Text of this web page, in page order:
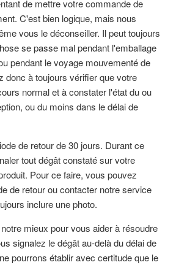
de mettre votre commande de
C'est bien logique, mais nous
vous le déconseiller. Il peut toujours
se passe mal pendant l'emballage
pendant le voyage mouvementé de
donc à toujours vérifier que votre
normal et à constater l'état du ou
ou du moins dans le délai de
de retour de 30 jours. Durant ce
tout dégât constaté sur votre
Pour ce faire, vous pouvez
de retour ou contacter notre service
inclure une photo.
mieux pour vous aider à résoudre
signalez le dégât au-delà du délai de
pourrons établir avec certitude que le